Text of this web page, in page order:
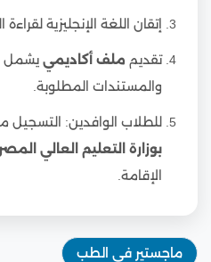
إتقان اللغة الإنجليزية
تقديم ملف أكاديمي يشمل
والمستندات المطلوبة.
للطلاب الوافدين: التسجيل
بوزارة التعليم العالي
الإقامة.
ماجستير في الطب